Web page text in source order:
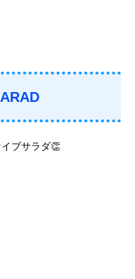
ブサラダ👏